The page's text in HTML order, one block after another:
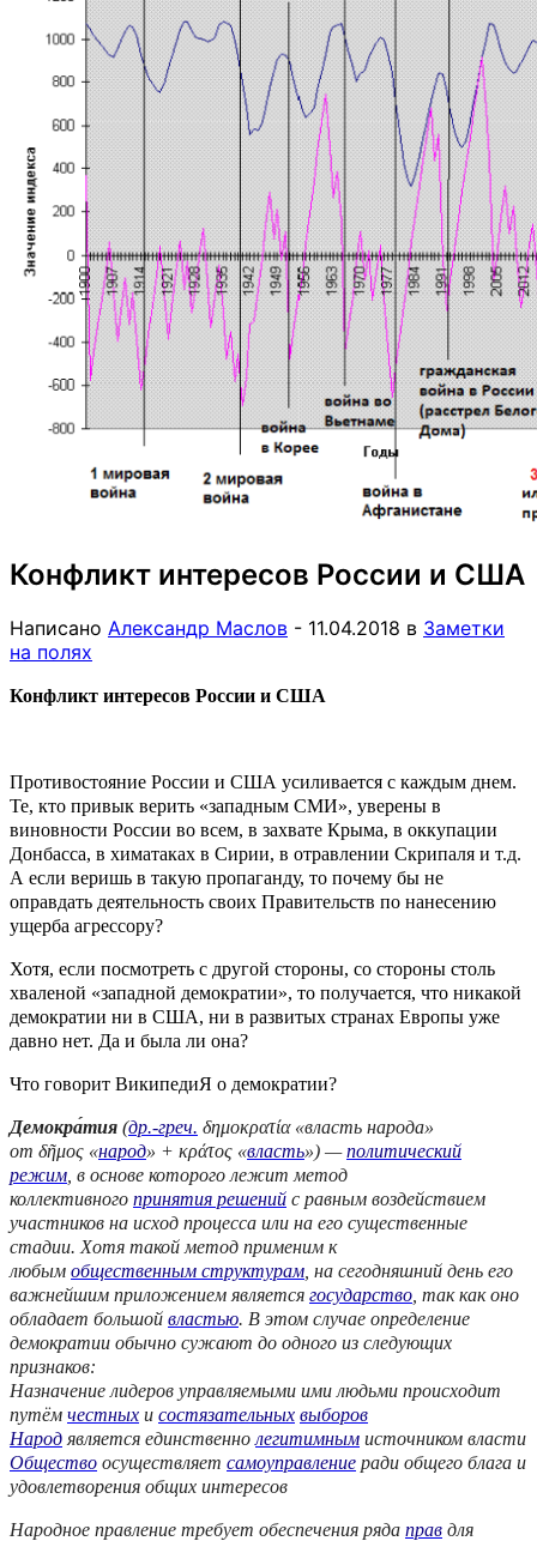
Конфликт интересов России и США
Написано Александр Маслов - 11.04.2018 в Заметки
на полях
Конфликт интересов России и США
Противостояние России и США усиливается с каждым днем.
Те, кто привык верить «западным СМИ», уверены в
виновности России во всем, в захвате Крыма, в оккупации
Донбасса, в химатаках в Сирии, в отравлении Скрипаля и т.д.
А если веришь в такую пропаганду, то почему бы не
оправдать деятельность своих Правительств по нанесению
ущерба агрессору?
Хотя, если посмотреть с другой стороны, со стороны столь
хваленой «западной демократии», то получается, что никакой
демократии ни в США, ни в развитых странах Европы уже
давно нет. Да и была ли она?
Что говорит ВикипедиЯ о демократии?
Демокра́тия (др.-греч. δημοκρατία «власть народа»
от δῆμος «народ» + κράτος «власть») —политический
режим , в основе которого лежит метод
коллективного принятия решений с равным воздействием
участников на исход процесса или на его существенные
стадии. Хотя такой метод применим к
любым общественным структурам , на сегодняшний день его
важнейшим приложением является государство , так как оно
обладает большой властью. В этом случае определение
демократии обычно сужают до одного из следующих
признаков:
Назначение лидеров управляемыми ими людьми происходит
путём честных и состязательных выборов
Народ является единственно легитимным источником власти
Общество осуществляет самоуправление ради общего блага и
удовлетворения общих интересов
Народное правление требует обеспечения ряда прав для